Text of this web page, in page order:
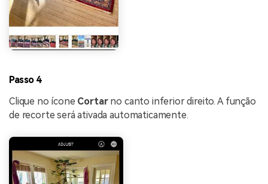
Passo 4
Clique no ícone Cortarno canto inferior direito. A função
de recorte será ativada automaticamente.